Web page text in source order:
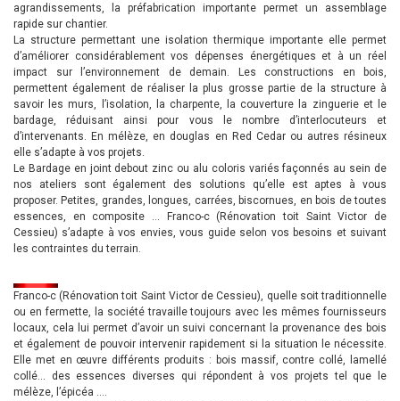
agrandissements, la préfabrication importante permet un assemblage
rapide sur chantier.
La structure permettant une isolation thermique importante elle permet
d’améliorer considérablement vos dépenses énergétiques et à un réel
impact sur l’environnement de demain. Les constructions en bois,
permettent également de réaliser la plus grosse partie de la structure à
savoir les murs, l’isolation, la charpente, la couverture la zinguerie et le
bardage, réduisant ainsi pour vous le nombre d’interlocuteurs et
d’intervenants. En mélèze, en douglas en Red Cedar ou autres résineux
elle s’adapte à vos projets.
Le Bardage en joint debout zinc ou alu coloris variés façonnés au sein de
nos ateliers sont également des solutions qu’elle est aptes à vous
proposer. Petites, grandes, longues, carrées, biscornues, en bois de toutes
essences, en composite … Franco-c (Rénovation toit Saint Victor de
Cessieu) s’adapte à vos envies, vous guide selon vos besoins et suivant
les contraintes du terrain.
Franco-c (Rénovation toit Saint Victor de Cessieu), quelle soit traditionnelle
ou en fermette, la société travaille toujours avec les mêmes fournisseurs
locaux, cela lui permet d’avoir un suivi concernant la provenance des bois
et également de pouvoir intervenir rapidement si la situation le nécessite.
Elle met en œuvre différents produits : bois massif, contre collé, lamellé
collé… des essences diverses qui répondent à vos projets tel que le
mélèze, l’épicéa ….